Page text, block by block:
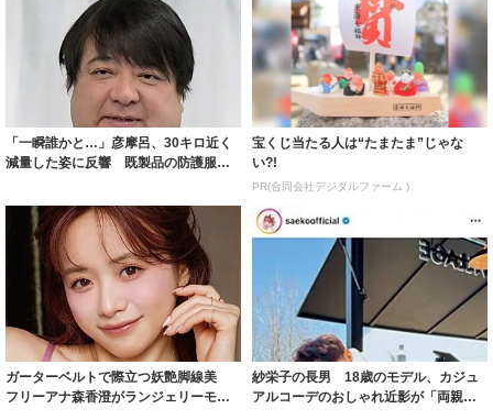
「一瞬誰かと…」彦摩呂、30キロ近く
減量した姿に反響 既製品の防護服が
宝くじ当たる人は“たまたま”じゃな
い?!
PR(合同会社デジタルファーム )
ガーターベルトで際立つ妖艶脚線美
フリーアナ森香澄がランジェリーモデ
紗栄子の長男 18歳のモデル、カジュ
アルコーデのおしゃれ近影が「両親の